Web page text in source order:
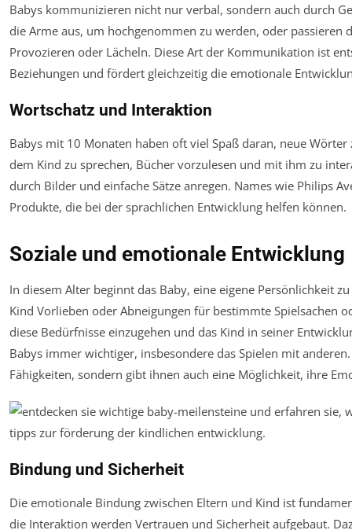
Babys kommunizieren nicht nur verbal, sondern auch durch
die Arme aus, um hochgenommen zu werden, oder passieren
Provozieren oder Lächeln. Diese Art der Kommunikation ist
Beziehungen und fördert gleichzeitig die emotionale
Wortschatz und Interaktion
Babys mit 10 Monaten haben oft viel Spaß daran, neue
dem Kind zu sprechen, Bücher vorzulesen und mit ihm zu
durch Bilder und einfache Sätze anregen. Names wie Philips
Produkte, die bei der sprachlichen Entwicklung helfen können.
Soziale und emotionale Entwicklung
In diesem Alter beginnt das Baby, eine eigene Persönlichkeit
Kind Vorlieben oder Abneigungen für bestimmte Spielsachen
diese Bedürfnisse einzugehen und das Kind in seiner
Babys immer wichtiger, insbesondere das Spielen mit
Fähigkeiten, sondern gibt ihnen auch eine Möglichkeit, ihre
Bindung und Sicherheit
Die emotionale Bindung zwischen Eltern und Kind ist
die Interaktion werden Vertrauen und Sicherheit aufgebaut.